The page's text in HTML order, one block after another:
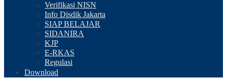
Verifikasi NISN
Info Disdik Jakarta
SIAP BELAJAR
SIDANIRA
KJP
E-RKAS
Regulasi
Download